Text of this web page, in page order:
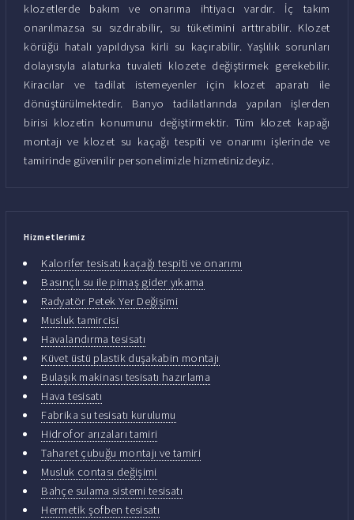
klozetlerde bakım ve onarıma ihtiyacı vardır. İç takım
onarılmazsa su sızdırabilir, su tüketimini arttırabilir. Klozet
körüğü hatalı yapıldıysa kirli su kaçırabilir. Yaşlılık sorunları
dolayısıyla alaturka tuvaleti klozete değiştirmek gerekebilir.
Kiracılar ve tadilat istemeyenler için klozet aparatı ile
dönüştürülmektedir. Banyo tadilatlarında yapılan işlerden
birisi klozetin konumunu değiştirmektir. Tüm klozet kapağı
montajı ve klozet su kaçağı tespiti ve onarımı işlerinde ve
tamirinde güvenilir personelimizle hizmetinizdeyiz.
Hizmetlerimiz
Kalorifer tesisatı kaçağı tespiti ve onarımı
Basınçlı su ile pimaş gider yıkama
Radyatör Petek Yer Değişimi
Musluk tamircisi
Havalandırma tesisatı
Küvet üstü plastik duşakabin montajı
Bulaşık makinası tesisatı hazırlama
Hava tesisatı
Fabrika su tesisatı kurulumu
Hidrofor arızaları tamiri
Taharet çubuğu montajı ve tamiri
Musluk contası değişimi
Bahçe sulama sistemi tesisatı
Hermetik şofben tesisatı